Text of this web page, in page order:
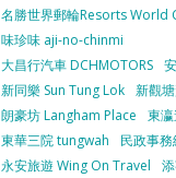
名勝世界郵輪Resorts World
味珍味 aji-no-chinmi
大昌行汽車 DCHMOTORS
新同樂 Sun Tung Lok 新觀
朗豪坊 Langham Place
東
東華三院 tungwah
民政事
永安旅遊 Wing On Travel